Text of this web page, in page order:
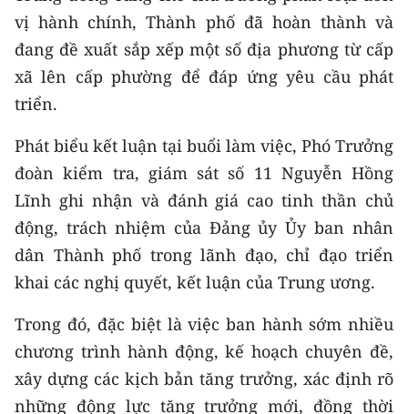
vị hành chính, Thành phố đã hoàn thành và
đang đề xuất sắp xếp một số địa phương từ cấp
xã lên cấp phường để đáp ứng yêu cầu phát
triển.
Phát biểu kết luận tại buổi làm việc, Phó Trưởng
đoàn kiểm tra, giám sát số 11 Nguyễn Hồng
Lĩnh ghi nhận và đánh giá cao tinh thần chủ
động, trách nhiệm của Đảng ủy Ủy ban nhân
dân Thành phố trong lãnh đạo, chỉ đạo triển
khai các nghị quyết, kết luận của Trung ương.
Trong đó, đặc biệt là việc ban hành sớm nhiều
chương trình hành động, kế hoạch chuyên đề,
xây dựng các kịch bản tăng trưởng, xác định rõ
những động lực tăng trưởng mới, đồng thời